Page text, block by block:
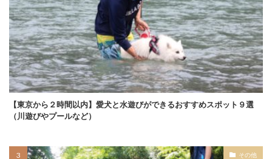
【東京から２時間以内】愛犬と水遊びができるおすすめスポット９選
（川遊びやプールなど）
その他